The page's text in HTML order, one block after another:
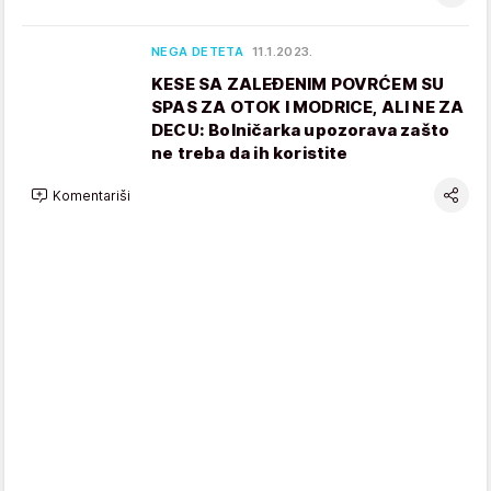
NEGA DETETA 11.1.2023.
KESE SA ZALEĐENIM POVRĆEM SU
SPAS ZA OTOK I MODRICE, ALI NE ZA
DECU: Bolničarka upozorava zašto
ne treba da ih koristite
Komentariši